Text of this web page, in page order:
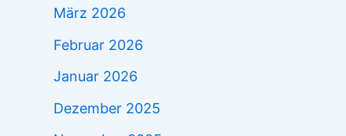
März 2026
Februar 2026
Januar 2026
Dezember 2025